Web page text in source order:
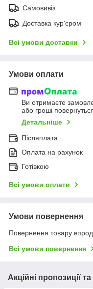
Самовивіз
Доставка кур'єром
Всі умови доставки
Умови оплати
Ви отримаєте
або гроші
Детальніше
Післяплата
Оплата на рахунок
Готівкою
Всі умови оплати
Умови повернення
Повернення товару
Всі умови повернення
Акційні пропозиції